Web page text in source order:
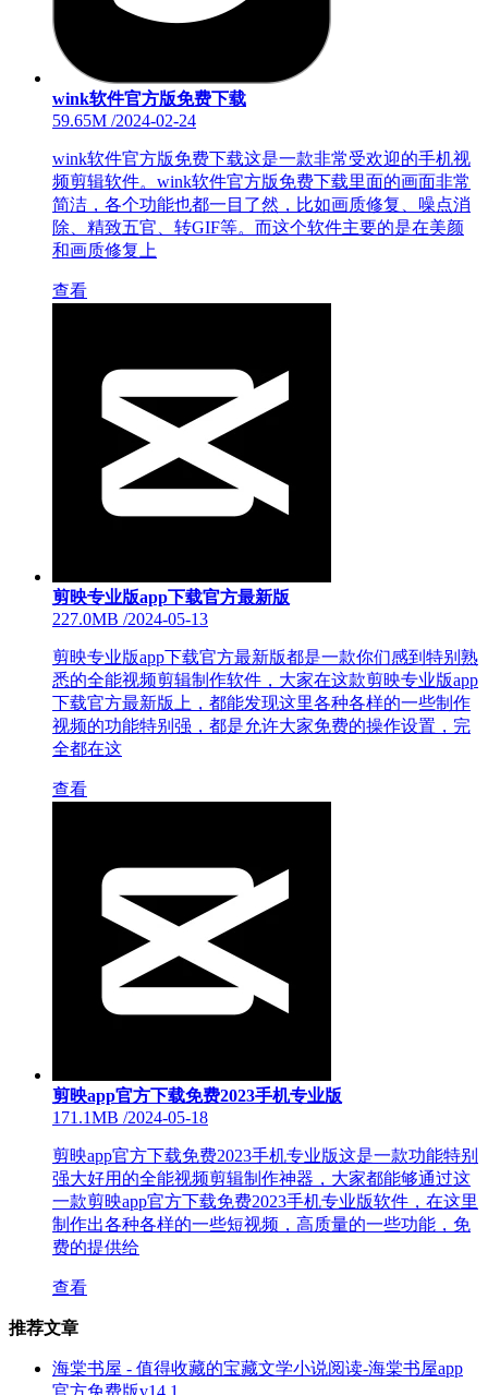
wink软件官方版免费下载
59.65M /2024-02-24
wink软件官方版免费下载这是一款非常受欢迎的手机视
频剪辑软件。wink软件官方版免费下载里面的画面非常
简洁，各个功能也都一目了然，比如画质修复、噪点消
除、精致五官、转GIF等。而这个软件主要的是在美颜
和画质修复上
查看
剪映专业版app下载官方最新版
227.0MB /2024-05-13
剪映专业版app下载官方最新版都是一款你们感到特别熟
悉的全能视频剪辑制作软件，大家在这款剪映专业版app
下载官方最新版上，都能发现这里各种各样的一些制作
视频的功能特别强，都是允许大家免费的操作设置，完
全都在这
查看
剪映app官方下载免费2023手机专业版
171.1MB /2024-05-18
剪映app官方下载免费2023手机专业版这是一款功能特别
强大好用的全能视频剪辑制作神器，大家都能够通过这
一款剪映app官方下载免费2023手机专业版软件，在这里
制作出各种各样的一些短视频，高质量的一些功能，免
费的提供给
查看
推荐文章
海棠书屋 - 值得收藏的宝藏文学小说阅读-海棠书屋app
官方免费版v14.1